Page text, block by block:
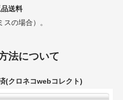
送料
の場合）。
法について
(クロネコwebコレクト)